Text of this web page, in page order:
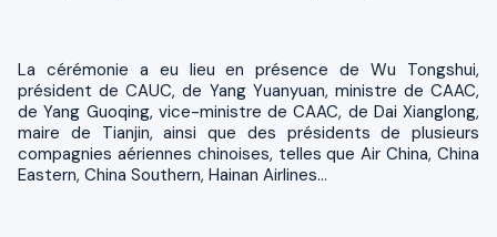
La cérémonie a eu lieu en présence de Wu Tongshui,
président de CAUC, de Yang Yuanyuan, ministre de CAAC,
de Yang Guoqing, vice-ministre de CAAC, de Dai Xianglong,
maire de Tianjin, ainsi que des présidents de plusieurs
compagnies aériennes chinoises, telles que Air China, China
Eastern, China Southern, Hainan Airlines…